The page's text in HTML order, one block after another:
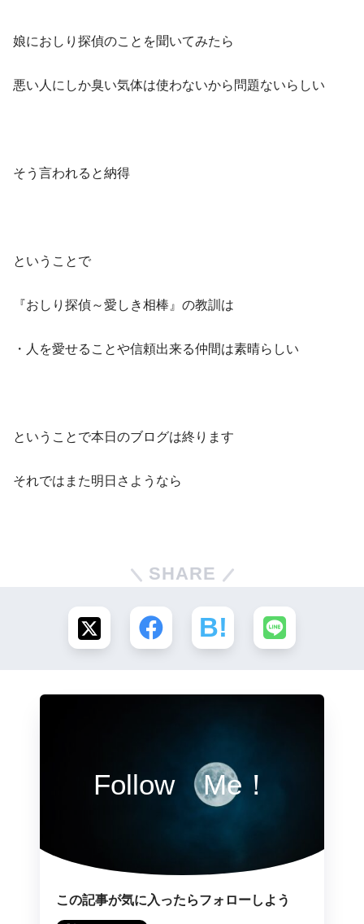
娘におしり探偵のことを聞いてみたら
悪い人にしか臭い気体は使わないから問題ないらしい
そう言われると納得
ということで
『おしり探偵～愛しき相棒』の教訓は
・人を愛せることや信頼出来る仲間は素晴らしい
ということで本日のブログは終ります
それではまた明日さようなら
SHARE
Follow Me！
この記事が気に入ったらフォローしよう